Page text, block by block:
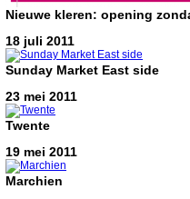
Nieuwe kleren: opening
18 juli 2011
Sunday Market East side
23 mei 2011
Twente
19 mei 2011
Marchien